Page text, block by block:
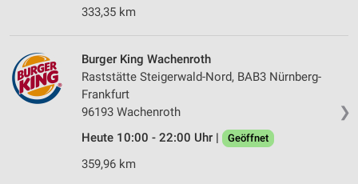
333,35 km
❯
Burger King Wachenroth
Raststätte Steigerwald-Nord, BAB3 Nürnberg-
Frankfurt
96193 Wachenroth
Heute 10:00 - 22:00 Uhr |
Geöffnet
359,96 km